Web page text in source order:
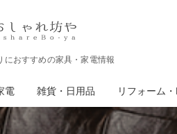
におすすめの家具・家電情報
電 雑貨・日用品 リフォーム